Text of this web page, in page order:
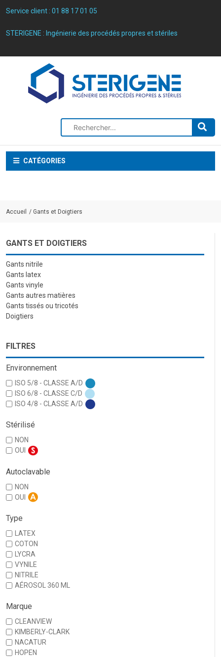
Service client : 01 88 17 01 05
STERIGENE : Ingénierie des procédés propres et stériles
CATÉGORIES
Accueil Gants et Doigtiers
GANTS ET DOIGTIERS
Gants nitrile
Gants latex
Gants vinyle
Gants autres matières
Gants tissés ou tricotés
Doigtiers
FILTRES
Environnement
ISO 5/8 - CLASSE A/D
ISO 6/8 - CLASSE C/D
ISO 4/8 - CLASSE A/D
Stérilisé
NON
OUI
Autoclavable
NON
OUI
Type
LATEX
COTON
LYCRA
VYNILE
NITRILE
AÉROSOL 360 ML
Marque
CLEANVIEW
KIMBERLY-CLARK
NACATUR
HOPEN